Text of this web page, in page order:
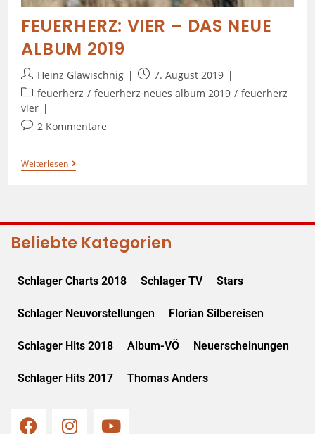
FEUERHERZ: VIER – DAS NEUE
ALBUM 2019
Heinz Glawischnig
7. August 2019
feuerherz / feuerherz neues album 2019 / feuerherz
vier
2 Kommentare
Weiterlesen
Beliebte Kategorien
Schlager Charts 2018 Schlager TV Stars
Schlager Neuvorstellungen Florian Silbereisen
Schlager Hits 2018 Album-VÖ Neuerscheinungen
Schlager Hits 2017 Thomas Anders